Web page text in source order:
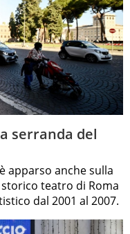
serranda del
apparso anche sulla
storico teatro di Roma
dal 2001 al 2007.